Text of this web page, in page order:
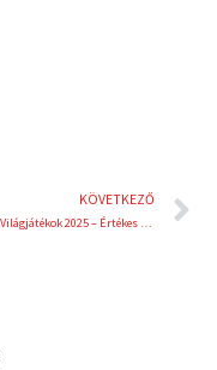
KÖVETKEZŐ
Egyetemi Világjátékok 2025 – Értékes pontszerző helyek